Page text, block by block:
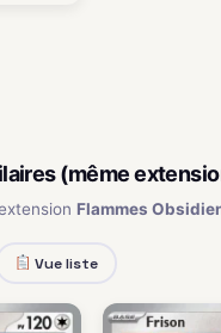
(même
Flammes
Vue liste